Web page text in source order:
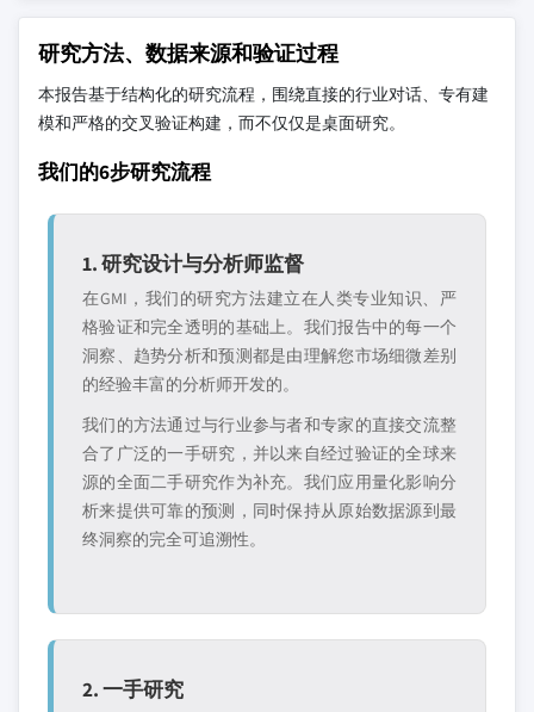
研究方法、数据来源和验证过程
本报告基于结构化的研究流程，围绕直接的行业对话、专有建
模和严格的交叉验证构建，而不仅仅是桌面研究。
我们的6步研究流程
1. 研究设计与分析师监督
在GMI，我们的研究方法建立在人类专业知识、严
格验证和完全透明的基础上。我们报告中的每一个
洞察、趋势分析和预测都是由理解您市场细微差别
的经验丰富的分析师开发的。
我们的方法通过与行业参与者和专家的直接交流整
合了广泛的一手研究，并以来自经过验证的全球来
源的全面二手研究作为补充。我们应用量化影响分
析来提供可靠的预测，同时保持从原始数据源到最
终洞察的完全可追溯性。
2. 一手研究